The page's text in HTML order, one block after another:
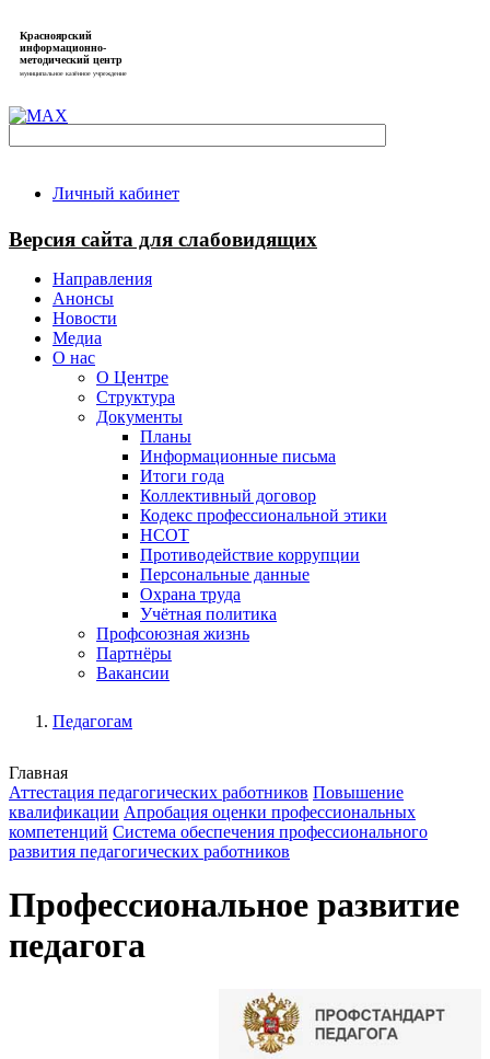
Красноярский
информационно-
методический центр
муниципальное казённое учреждение
Личный кабинет
Версия сайта для слабовидящих
Направления
Анонсы
Новости
Медиа
О нас
О Центре
Структура
Документы
Планы
Информационные письма
Итоги года
Коллективный договор
Кодекс профессиональной этики
НСОТ
Противодействие коррупции
Персональные данные
Охрана труда
Учётная политика
Профсоюзная жизнь
Партнёры
Вакансии
Педагогам
Главная
Аттестация педагогических работников Повышение
квалификации Апробация оценки профессиональных
компетенций Система обеспечения профессионального
развития педагогических работников
Профессиональное развитие
педагога